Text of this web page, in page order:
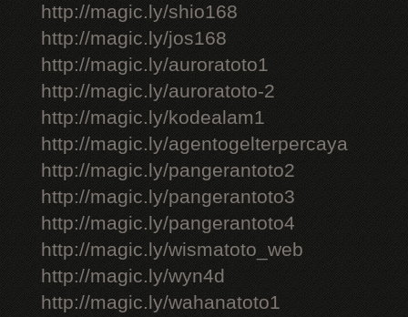
http://magic.ly/shio168
http://magic.ly/jos168
http://magic.ly/auroratoto1
http://magic.ly/auroratoto-2
http://magic.ly/kodealam1
http://magic.ly/agentogelterpercaya
http://magic.ly/pangerantoto2
http://magic.ly/pangerantoto3
http://magic.ly/pangerantoto4
http://magic.ly/wismatoto_web
http://magic.ly/wyn4d
http://magic.ly/wahanatoto1